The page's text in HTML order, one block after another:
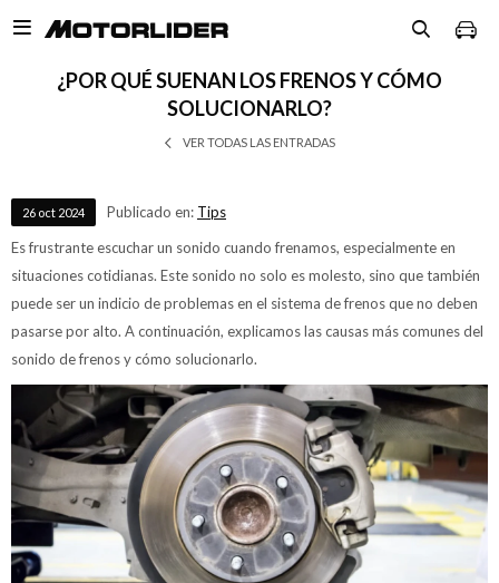

¿POR QUÉ SUENAN LOS FRENOS Y CÓMO
SOLUCIONARLO?
VER TODAS LAS ENTRADAS
26 oct 2024 Publicado en: Tips
Es frustrante escuchar un sonido cuando frenamos, especialmente en
situaciones cotidianas. Este sonido no solo es molesto, sino que también
puede ser un indicio de problemas en el sistema de frenos que no deben
pasarse por alto. A continuación, explicamos las causas más comunes del
sonido de frenos y cómo solucionarlo.